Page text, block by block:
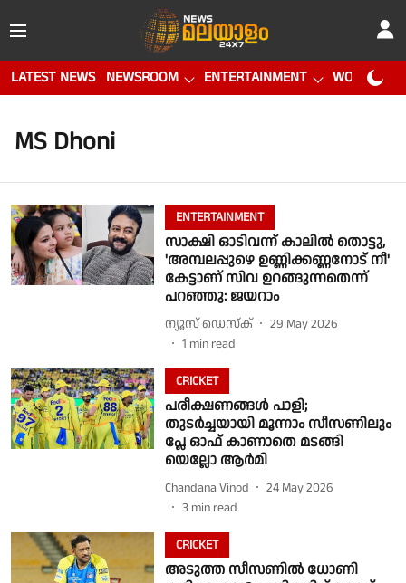
LATEST NEWS NEWSROOM ENTERTAINMENT WORLD CUP
MS Dhoni
ENTERTAINMENT
സാക്ഷി ഓടിവന്ന് കാലിൽ തൊട്ടു,
'അമ്പലപ്പുഴെ ഉണ്ണിക്കണ്ണനോട് നീ'
കേട്ടാണ് സിവ ഉറങ്ങുന്നതെന്ന്
പറഞ്ഞു: ജയറാം
ന്യൂസ് ഡെസ്ക്
29 May 2026
1 min read
CRICKET
പരീക്ഷണങ്ങൾ പാളി;
തുടർച്ചയായി മൂന്നാം സീസണിലും
പ്ലേ ഓഫ് കാണാതെ മടങ്ങി
യെല്ലോ ആർമി
Chandana Vinod
24 May 2026
3 min read
CRICKET
അടുത്ത സീസണിൽ ധോണി